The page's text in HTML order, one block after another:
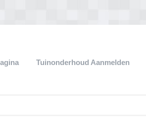
Tuinonderhoud Aanmelden